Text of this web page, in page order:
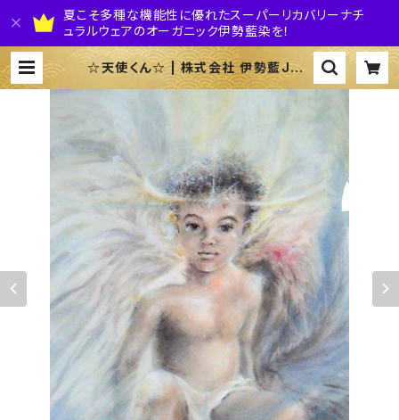
夏こそ多種な機能性に優れたスーパーリカバリーナチ
ュラルウェアのオーガニック伊勢藍染を！
☆天使くん☆ | 株式会社 伊勢藍JAP
AN